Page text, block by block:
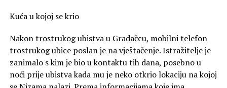
Kuća u kojoj se krio
Nakon trostrukog ubistva u Gradačcu, mobilni telefon
trostrukog ubice poslan je na vještačenje. Istražitelje je
zanimalo s kim je bio u kontaktu tih dana, posebno u
noći prije ubistva kada mu je neko otkrio lokaciju na kojoj